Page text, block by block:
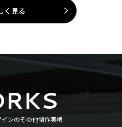
く見る
ンのその他制作実績